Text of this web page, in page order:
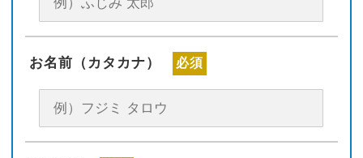
お名前（カタカナ） 必須